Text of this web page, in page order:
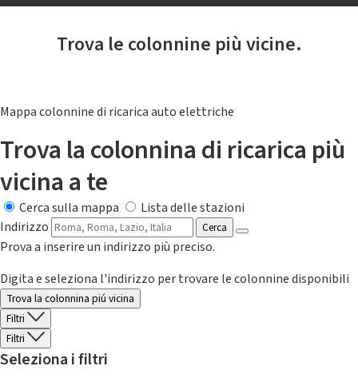
Trova le colonnine più vicine.
Mappa colonnine di ricarica auto elettriche
Trova la colonnina di ricarica più
vicina a te
Cerca sulla mappa
Lista delle stazioni
Indirizzo
Cerca
Prova a inserire un indirizzo più preciso.
Digita e seleziona l'indirizzo per trovare le colonnine disponibili
Trova la colonnina piú vicina
Filtri
Filtri
Seleziona i filtri